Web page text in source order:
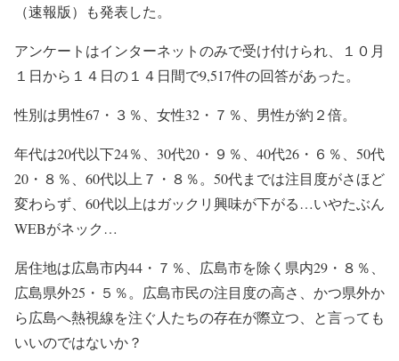
（速報版）も発表した。
アンケートはインターネットのみで受け付けられ、１０月
１日から１４日の１４日間で9,517件の回答があった。
性別は男性67・３％、女性32・７％、男性が約２倍。
年代は20代以下24％、30代20・９％、40代26・６％、50代
20・８％、60代以上７・８％。50代までは注目度がさほど
変わらず、60代以上はガックリ興味が下がる…いやたぶん
WEBがネック…
居住地は広島市内44・７％、広島市を除く県内29・８％、
広島県外25・５％。広島市民の注目度の高さ、かつ県外か
ら広島へ熱視線を注ぐ人たちの存在が際立つ、と言っても
いいのではないか？